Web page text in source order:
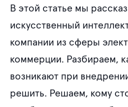
В этой статье мы
искусственный
компании из сферы
коммерции. Разбираем,
возникают при
решить. Решаем, кому